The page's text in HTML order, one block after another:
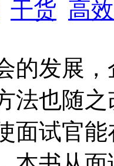
干货 高效
的发展
法也随
面试官